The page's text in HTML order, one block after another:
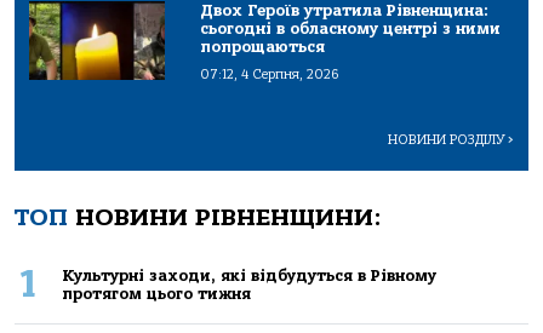
Двох Героїв утратила Рівненщина:
сьогодні в обласному центрі з ними
попрощаються
07:12, 4 Серпня, 2026
НОВИНИ РОЗДІЛУ>
ТОП НОВИНИ РІВНЕНЩИНИ:
1
Культурні заходи, які відбудуться в Рівному
протягом цього тижня